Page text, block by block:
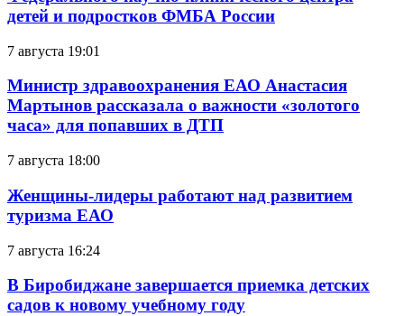
детей и подростков ФМБА России
7 августа 19:01
Министр здравоохранения ЕАО Анастасия
Мартынов рассказала о важности «золотого
часа» для попавших в ДТП
7 августа 18:00
Женщины-лидеры работают над развитием
туризма ЕАО
7 августа 16:24
В Биробиджане завершается приемка детских
садов к новому учебному году